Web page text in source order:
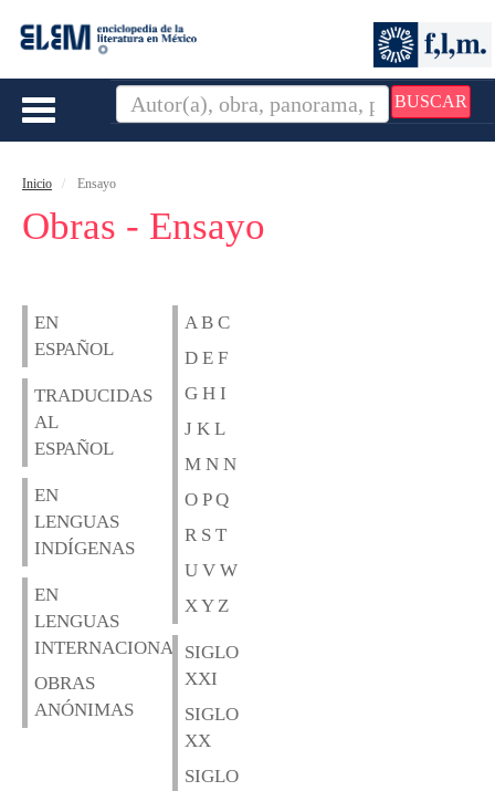
BUSCAR
Toggle
Inicio Ensayo
Obras - Ensayo
EN
ESPAÑOL
TRADUCIDAS
AL
ESPAÑOL
EN
LENGUAS
INDÍGENAS
EN
LENGUAS
INTERNACIONALES
OBRAS
ANÓNIMAS
A B C
D E F
G H I
J K L
M N N
O P Q
R S T
U V W
X Y Z
SIGLO
XXI
SIGLO
XX
SIGLO